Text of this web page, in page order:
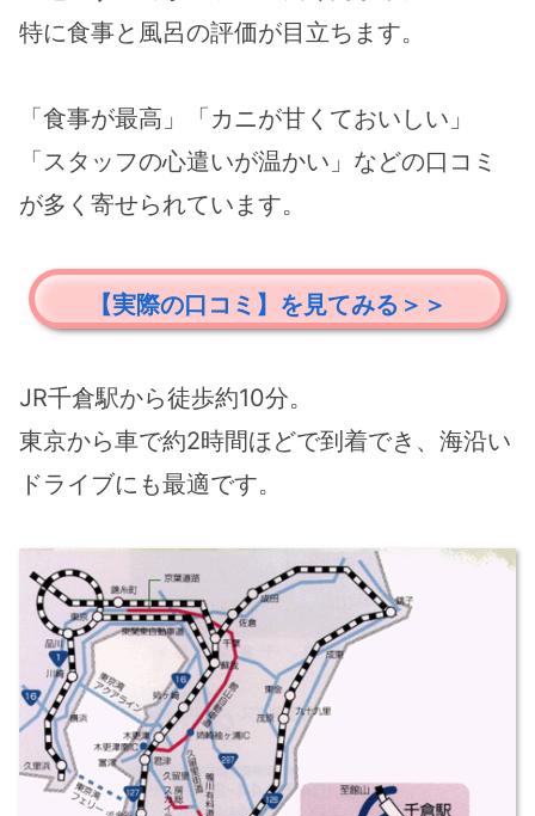
特に食事と風呂の評価が目立ちます。
「食事が最高」「カニが甘くておいしい」
「スタッフの心遣いが温かい」などの口コミ
が多く寄せられています。
【実際の口コミ】を見てみる＞＞
JR千倉駅から徒歩約10分。
東京から車で約2時間ほどで到着でき、海沿い
ドライブにも最適です。